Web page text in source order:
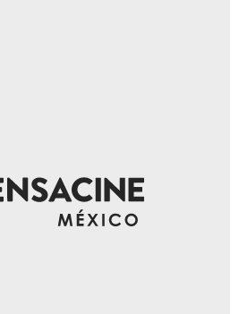
Warner Bros.